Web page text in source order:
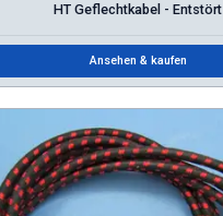
HT Geflechtkabel - Entstört
Ansehen & kaufen